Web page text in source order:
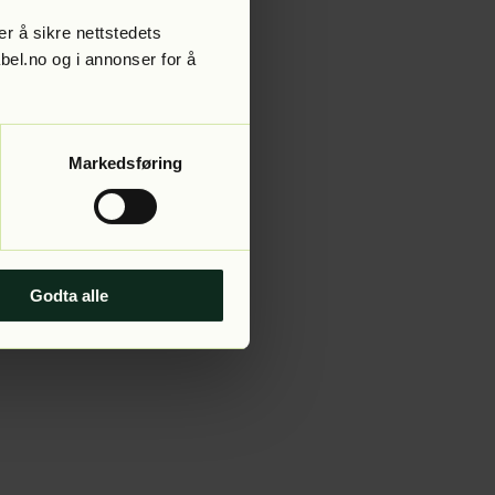
å sikre nettstedets
og i annonser for å
Markedsføring
Godta alle